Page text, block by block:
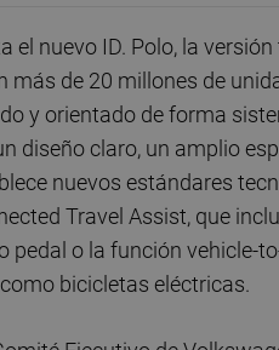
el nuevo ID. Polo, la
más de 20 millones de
y orientado de forma
diseño claro, un amplio
nuevos estándares
Travel Assist, que
o la función vehicle-
bicicletas eléctricas.